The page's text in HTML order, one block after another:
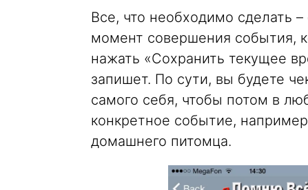
Все, что необходимо сделать
момент совершения события,
нажать «Сохранить текущее
запишет. По сути, вы будете
самого себя, чтобы потом в
конкретное событие,
домашнего питомца.